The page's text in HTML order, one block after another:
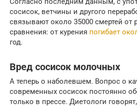
сосисок, ветчины и другого
связывают около 35000 смертей от
сравнения: от курения погибает
год.
Вред сосисок молочных
А теперь о наболевшем. Вопрос о
современных сосисок постоянно
только в прессе. Диетологи